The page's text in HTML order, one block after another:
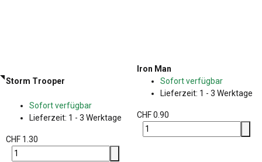
Storm Trooper
Sofort verfügbar
Lieferzeit: 1 - 3 Werktage
CHF 1.30
Iron Man
Sofort verfügbar
Lieferzeit: 1 - 3 Werktage
CHF 0.90